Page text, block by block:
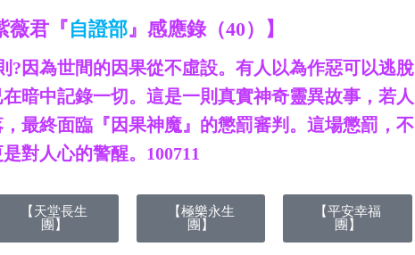
薇君『自證部』感應錄（40）】
?因為世間的因果從不虛設。有人以為作惡可以逃脫
暗中記錄一切。這是一則真實神奇靈異故事，若人
最終面臨『因果神魔』的懲罰審判。這場懲罰，不
對人心的警醒。100711
【天堂長生
團】
【極樂永生
團】
【平安幸福
團】